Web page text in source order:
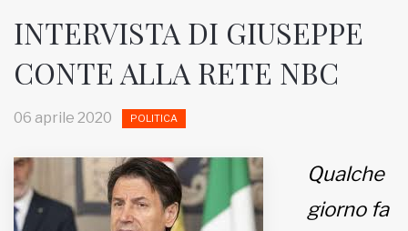
HOME
MUNICIPI
INTERVISTA DI GIUSEPPE
CONTE ALLA RETE NBC
06 aprile 2020 POLITICA
Qualche
giorno fa